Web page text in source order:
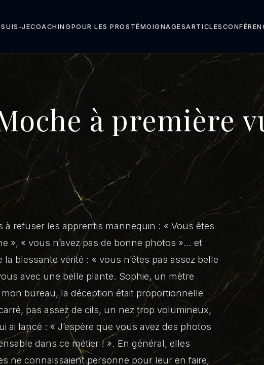
JECOACHING POUR LES PROS TÉMOIGNAGESARTICLES
à première
à refuser les apprentis mannequin : « Vous êtes
», « vous n’avez pas de bonne photos »… et
blessante vérité : « vous n’êtes pas assez belle
avec une belle plante. Sophie, un mètre
bureau, la déception était proportionnelle
pas assez de cils, un nez trop volumineux,
lancé : « J’espère que vous avez des photos
dans ce métier ! ». En général, elles
ne connaissaient personne pour leur en faire,